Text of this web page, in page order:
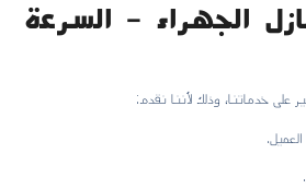
الجهراء – السرعة
خدماتنا، وذلك لأننا نقدم: